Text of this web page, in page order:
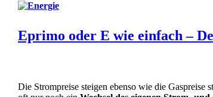
Eprimo oder E wie einfach –
Die Strompreise steigen ebenso wie die